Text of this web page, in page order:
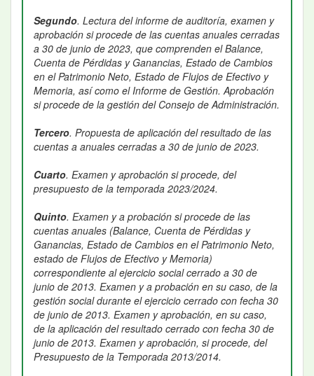
Segundo. Lectura del informe de auditoría, examen y
aprobación si procede de las cuentas anuales cerradas
a 30 de junio de 2023, que comprenden el Balance,
Cuenta de Pérdidas y Ganancias, Estado de Cambios
en el Patrimonio Neto, Estado de Flujos de Efectivo y
Memoria, así como el Informe de Gestión. Aprobación
si procede de la gestión del Consejo de Administración.
Tercero. Propuesta de aplicación del resultado de las
cuentas a anuales cerradas a 30 de junio de 2023.
Cuarto. Examen y aprobación si procede, del
presupuesto de la temporada 2023/2024.
Quinto. Examen y a probación si procede de las
cuentas anuales (Balance, Cuenta de Pérdidas y
Ganancias, Estado de Cambios en el Patrimonio Neto,
estado de Flujos de Efectivo y Memoria)
correspondiente al ejercicio social cerrado a 30 de
junio de 2013. Examen y a probación en su caso, de la
gestión social durante el ejercicio cerrado con fecha 30
de junio de 2013. Examen y aprobación, en su caso,
de la aplicación del resultado cerrado con fecha 30 de
junio de 2013. Examen y aprobación, si procede, del
Presupuesto de la Temporada 2013/2014.